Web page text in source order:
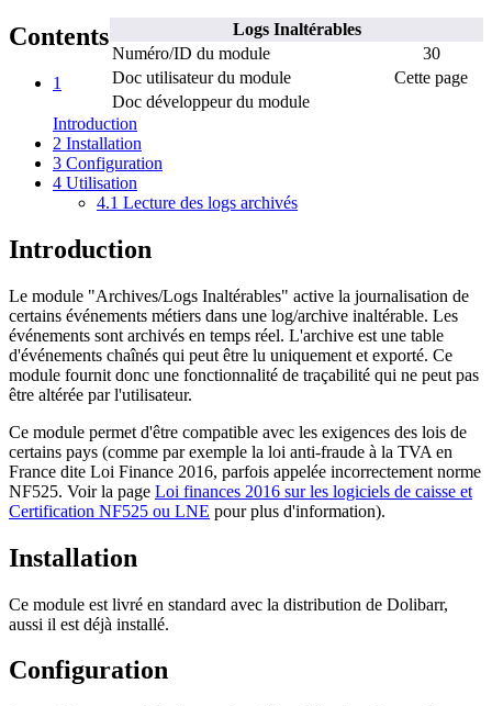
Logs Inaltérables
Numéro/ID du module
30
Doc utilisateur du module
Cette page
Doc développeur du module
Contents
1
Introduction
2 Installation
3 Configuration
4 Utilisation
4.1 Lecture des logs archivés
Introduction
Le module "Archives/Logs Inaltérables" active la journalisation de
certains événements métiers dans une log/archive inaltérable. Les
événements sont archivés en temps réel. L'archive est une table
d'événements chaînés qui peut être lu uniquement et exporté. Ce
module fournit donc une fonctionnalité de traçabilité qui ne peut pas
être altérée par l'utilisateur.
Ce module permet d'être compatible avec les exigences des lois de
certains pays (comme par exemple la loi anti-fraude à la TVA en
France dite Loi Finance 2016, parfois appelée incorrectement norme
NF525. Voir la page Loi finances 2016 sur les logiciels de caisse et
Certification NF525 ou LNE pour plus d'information).
Installation
Ce module est livré en standard avec la distribution de Dolibarr,
aussi il est déjà installé.
Configuration